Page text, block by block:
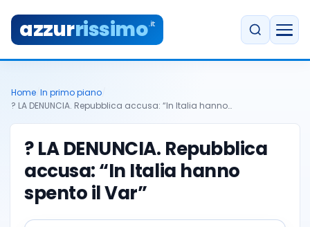
azzurrissimo.it
Home In primo piano
? LA DENUNCIA. Repubblica accusa: “In Italia hanno…
? LA DENUNCIA. Repubblica
accusa: “In Italia hanno
spento il Var”